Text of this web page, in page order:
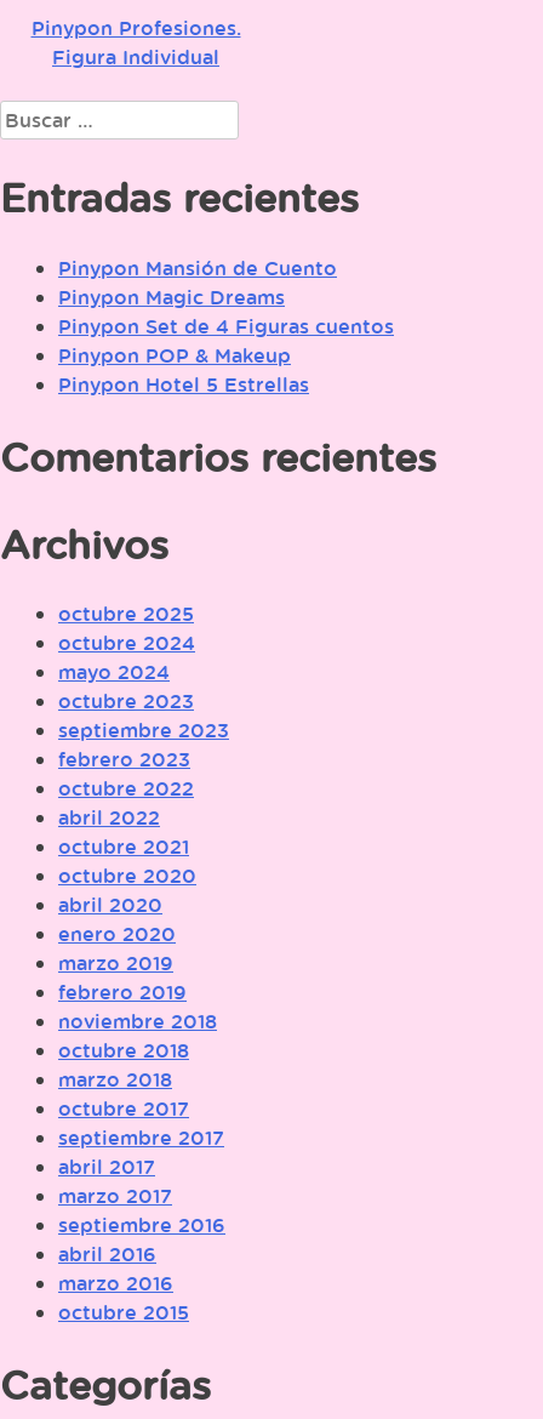
Navegación
de
entradas
Pinypon Profesiones.
Figura Individual
Buscar:
Entradas recientes
Pinypon Mansión de Cuento
Pinypon Magic Dreams
Pinypon Set de 4 Figuras cuentos
Pinypon POP & Makeup
Pinypon Hotel 5 Estrellas
Comentarios recientes
Archivos
octubre 2025
octubre 2024
mayo 2024
octubre 2023
septiembre 2023
febrero 2023
octubre 2022
abril 2022
octubre 2021
octubre 2020
abril 2020
enero 2020
marzo 2019
febrero 2019
noviembre 2018
octubre 2018
marzo 2018
octubre 2017
septiembre 2017
abril 2017
marzo 2017
septiembre 2016
abril 2016
marzo 2016
octubre 2015
Categorías